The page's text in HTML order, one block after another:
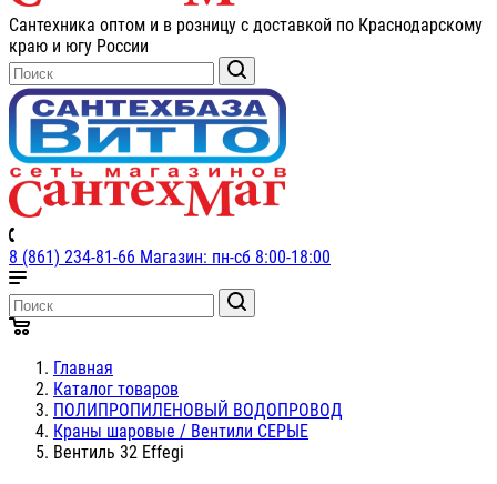
Сантехника оптом и в розницу с доставкой по Краснодарскому
краю и югу России
8 (861) 234-81-66 Магазин: пн-сб 8:00-18:00
Главная
Каталог товаров
ПОЛИПРОПИЛЕНОВЫЙ ВОДОПРОВОД
Краны шаровые / Вентили СЕРЫЕ
Вентиль 32 Effegi